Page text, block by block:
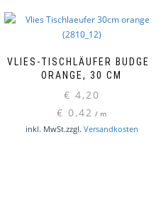
VLIES-TISCHLÄUFER BUDGET
ORANGE, 30 CM
€ 4,20
€ 0,42 / m
inkl. MwSt.zzgl. Versandkosten